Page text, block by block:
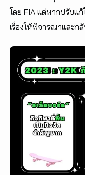
โดย FIA แต่หากปรับแ
เรื่องให้พิจารณาและก